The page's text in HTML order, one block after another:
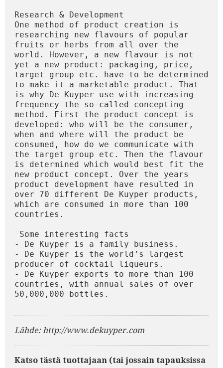
Research & Development
One method of product creation is
researching new flavours of popular
fruits or herbs from all over the
world. However, a new flavour is not
yet a new product: packaging, price,
target group etc. have to be determined
to make it a marketable product. That
is why De Kuyper use with increasing
frequency the so-called concepting
method. First the product concept is
developed: who will be the consumer,
when and where will the product be
consumed, how do we communicate with
the target group etc. Then the flavour
is determined which would best fit the
new product concept. Over the years
product development have resulted in
over 70 different De Kuyper products,
which are consumed in more than 100
countries.
- De Kuyper is a family business.
- De Kuyper is the world’s largest
producer of cocktail liqueurs.
- De Kuyper exports to more than 100
countries, with annual sales of over
50,000,000 bottles.
Lähde: http://www.dekuyper.com
Katso tästä tuottajaan (tai jossain tapauksissa